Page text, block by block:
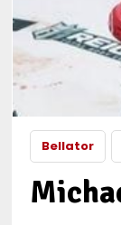
Bellator